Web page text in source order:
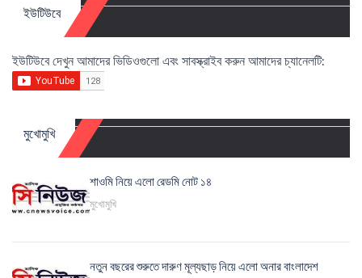
ইউটিউবে
ইউটিউবে দেখুন আমাদের ভিডিওগুলো এবং সাবস্ক্রাইব করুন আমাদের চ্যানেলটি:
মুখোমুখি
শাওমি নিয়ে এলো রেডমি নোট ১৪
মুখোমুখি
নতুন বছরের শুরুতে দারুণ মূল্যছাড় নিয়ে এলো অনার বাংলাদেশ